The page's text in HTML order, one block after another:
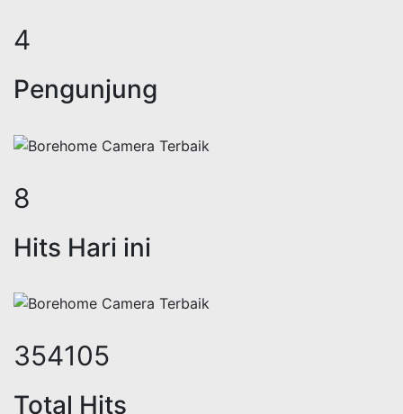
6
Pengunjung
10
Hits Hari ini
433743
Total Hits